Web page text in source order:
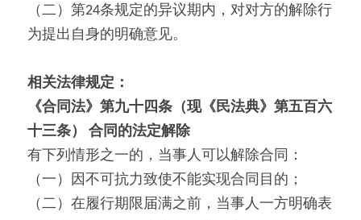
（二）第24条规定的异议期内，对对方的解除行
为提出自身的明确意见。
相关法律规定：
《合同法》第九十四条（现《民法典》第五百六
十三条） 合同的法定解除
有下列情形之一的，当事人可以解除合同：
（一）因不可抗力致使不能实现合同目的；
（二）在履行期限届满之前，当事人一方明确表